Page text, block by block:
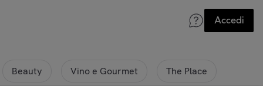
Accedi
Beauty Vino e Gourmet The Place